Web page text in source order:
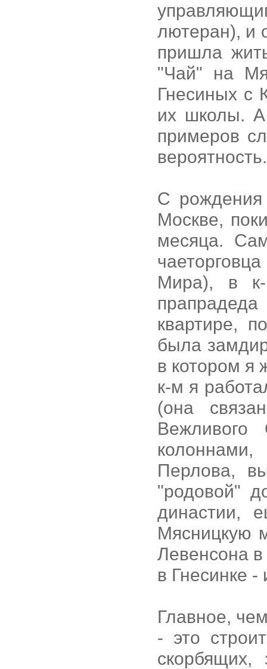
лютеран), и
пришла
"Чай" на
Гнесиных с
их школы. А
примеров
вероятность.
С
Москве,
месяца.
Мира), в
квартире,
была
в котором я
к-м я
(она
Перлова,
"родовой"
династии,
Мясницкую
Левенсона в
в Гнесинке
Главное,
- это
скорбящих,